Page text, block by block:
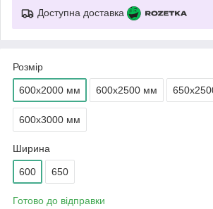
Доступна доставка
Розмір
600х2000 мм 600х2500 мм
600х3000 мм
Ширина
600 650
Готово до відправки